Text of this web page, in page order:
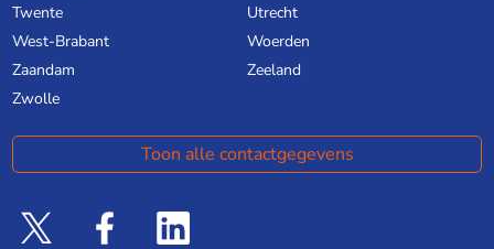
Twente
Utrecht
West-Brabant
Woerden
Zaandam
Zeeland
Zwolle
Toon alle contactgegevens